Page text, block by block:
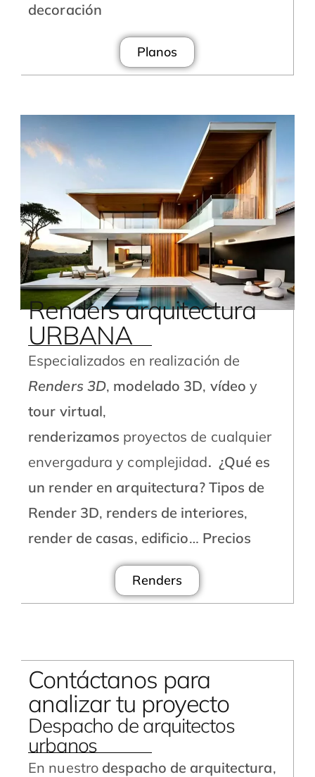
decoración
Planos
Renders arquitectura
URBANA
Especializados en realización de
Renders 3D, modelado 3D, vídeo y
tour virtual,
renderizamos proyectos de cualquier
envergadura y complejidad. ¿Qué es
un render en arquitectura? Tipos de
Render 3D, renders de interiores,
render de casas, edificio… Precios
Renders
Contáctanos para
analizar tu proyecto
Despacho de arquitectos
urbanos
En nuestro despacho de arquitectura,